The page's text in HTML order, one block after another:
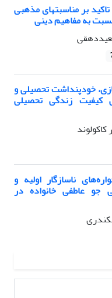
بر مناسبتهای مذهبی
به مفاهیم دینی
خودپنداشت تحصیلی و
کیفیت زندگی تحصیلی
ناسازگار اولیه و
جو عاطفی خانواده در